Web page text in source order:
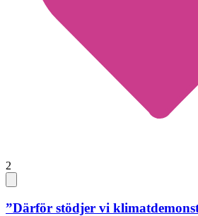
2
”Därför stödjer vi